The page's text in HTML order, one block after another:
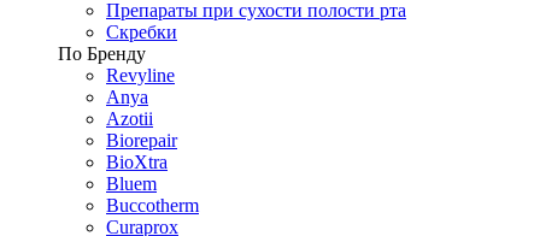
Препараты при сухости полости рта
Скребки
По Бренду
Revyline
Anya
Azotii
Biorepair
BioXtra
Bluem
Buccotherm
Curaprox